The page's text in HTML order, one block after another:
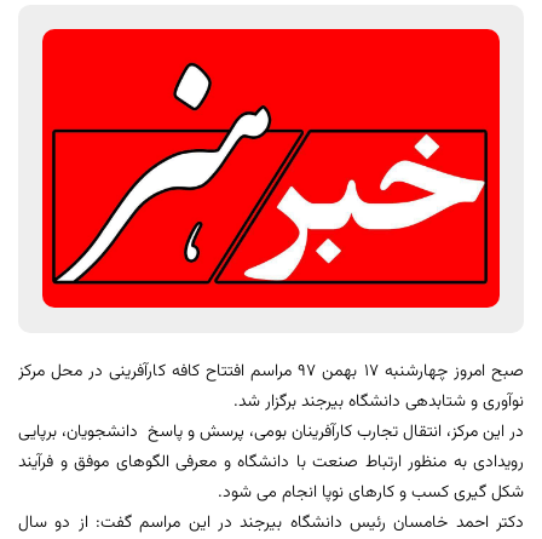
صبح امروز چهارشنبه 17 بهمن 97 مراسم افتتاح کافه کارآفرینی در محل مرکز
نوآوری و شتابدهی دانشگاه بیرجند برگزار شد.
در این مرکز، انتقال تجارب کارآفرینان بومی، پرسش و پاسخ دانشجویان، برپایی
رویدادی به منظور ارتباط صنعت با دانشگاه و معرفی الگوهای موفق و فرآیند
شکل گیری کسب و کارهای نوپا انجام می شود.
دکتر احمد خامسان رئیس دانشگاه بیرجند در این مراسم گفت: از دو سال